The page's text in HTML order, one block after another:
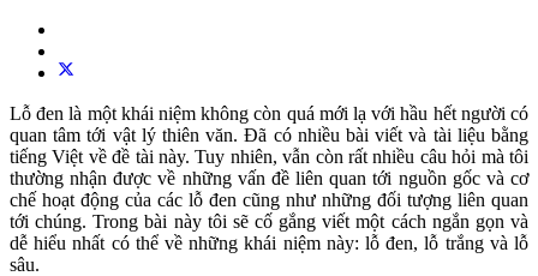
Lỗ đen là một khái niệm không còn quá mới lạ với hầu hết người có
quan tâm tới vật lý thiên văn. Đã có nhiều bài viết và tài liệu bằng
tiếng Việt về đề tài này. Tuy nhiên, vẫn còn rất nhiều câu hỏi mà tôi
thường nhận được về những vấn đề liên quan tới nguồn gốc và cơ
chế hoạt động của các lỗ đen cũng như những đối tượng liên quan
tới chúng. Trong bài này tôi sẽ cố gắng viết một cách ngắn gọn và
dễ hiểu nhất có thể về những khái niệm này: lỗ đen, lỗ trắng và lỗ
sâu.